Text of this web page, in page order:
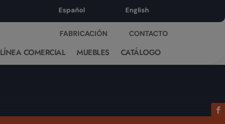
Español English
FABRICACIÓN CONTACTO
LÍNEA COMERCIAL MUEBLES CATÁLOGO